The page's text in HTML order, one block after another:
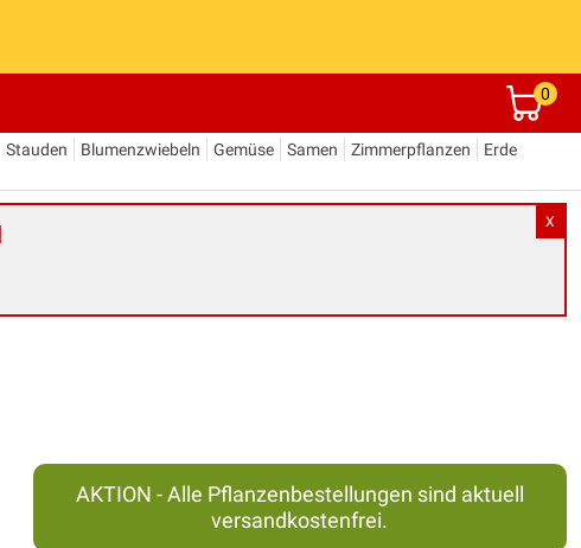
0
Stauden Blumenzwiebeln Gemüse Samen Zimmerpflanzen
Erde
X
AKTION - Alle Pflanzenbestellungen sind aktuell
versandkostenfrei.